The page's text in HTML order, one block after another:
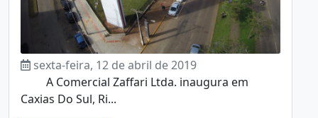
sexta-feira, 12 de abril de 2019
A Comercial Zaffari Ltda. inaugura em
Caxias Do Sul, Ri...